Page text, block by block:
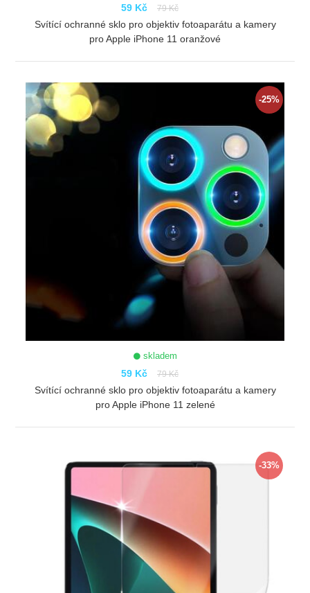
59 Kč 79 Kč
ZOBRAZIT
Svítící ochranné sklo pro objektiv fotoaparátu a kamery
pro Apple iPhone 11 oranžové
-25%
skladem
59 Kč 79 Kč
Svítící ochranné sklo pro objektiv fotoaparátu a kamery
pro Apple iPhone 11 zelené
-33%